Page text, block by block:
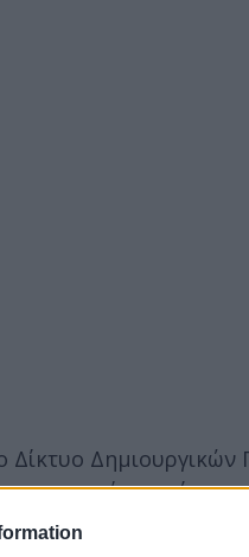
Δίκτυο
την έχει χρίσει
ταυτότητα και το